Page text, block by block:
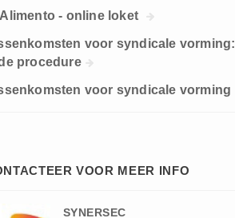
- online loket
voor syndicale vorming:
procedure
voor syndicale vorming
VOOR MEER INFO
SYNERSEC